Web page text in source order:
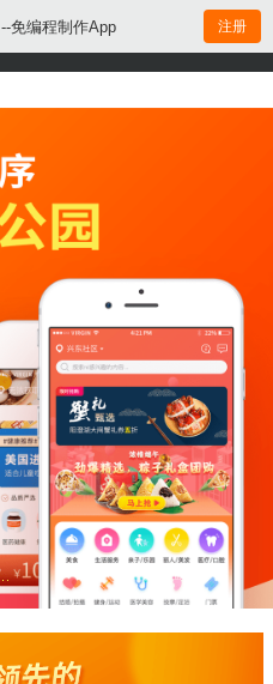
--免编程制作App 注册